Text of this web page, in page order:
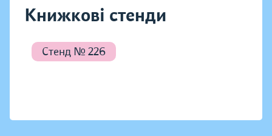
Книжкові стенди
Стенд № 226